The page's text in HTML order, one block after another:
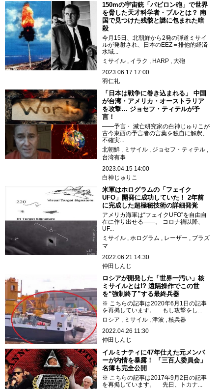
150mの宇宙銃「バビロン砲」で世界
を脅した天才科学者・ブルとは？ 南
国で見つけた残骸と謎に包まれた暗
殺
今月15日、北朝鮮から2発の弾道ミサイ
ルが発射され、日本のEEZ＝排他的経済
水域...
ミサイル
イラク HARP
大砲
2023.06.17 17:00
羽仁礼
「日本は戦争に巻き込まれる」 中国
が台湾・アメリカ・オーストラリア
を攻撃… ジョセフ・ティテルが予
言！
――予言・ 滅亡研究家の白神じゅりこが
古今東西の予言者の言葉を独自に解釈、
不確実...
北朝鮮
ミサイル
ジョセフ・ティテル
台湾有事
2023.04.15 14:00
白神じゅりこ
米軍はホログラムの「フェイク
UFO」開発に成功していた！ 2年前
に完成した超極秘技術の詳細発覚
アメリカ海軍は“フェイクUFO”を自由自
在に作り出せる――。 コロナ禍以降、
UF...
ミサイル
ホログラム レーザー
プラズ
マ
2022.06.21 14:30
仲田しんじ
ロシアが開発した「世界一汚い」核
ミサイルとは!? 遠隔操作でこの世
を“強制終了”する最終兵器
※ こちらの記事は2020年6月1日の記事
を再掲しています。 もし攻撃をし...
ロシア
ミサイル 津波
核兵器
2022.04.26 11:30
仲田しんじ
イルミナティに47年仕えた元メンバ
ーが内情を暴露！ 「三百人委員会」
名簿も完全公開
※ こちらの記事は2017年9月2日の記事
を再掲しています。 先日、トカナ...